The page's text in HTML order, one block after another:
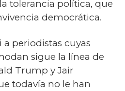
tolerancia política, que
democrática.
periodistas cuyas
sigue la línea de
Trump y Jair
todavía no le han